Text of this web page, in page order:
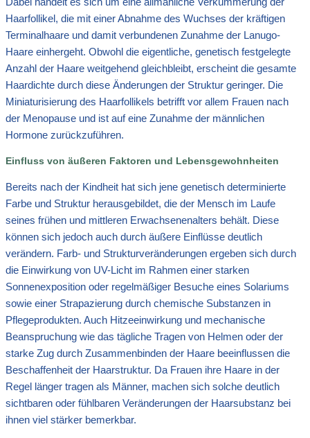
Haarfollikel, die mit einer Abnahme des Wuchses der kräftigen
Terminalhaare und damit verbundenen Zunahme der Lanugo-
Haare einhergeht. Obwohl die eigentliche, genetisch festgelegte
Anzahl der Haare weitgehend gleichbleibt, erscheint die gesamte
Haardichte durch diese Änderungen der Struktur geringer. Die
Miniaturisierung des Haarfollikels betrifft vor allem Frauen nach
der Menopause und ist auf eine Zunahme der männlichen
Hormone zurückzuführen.
Einfluss von äußeren Faktoren und Lebensgewohnheiten
Bereits nach der Kindheit hat sich jene genetisch determinierte
Farbe und Struktur herausgebildet, die der Mensch im Laufe
seines frühen und mittleren Erwachsenenalters behält. Diese
können sich jedoch auch durch äußere Einflüsse deutlich
verändern. Farb- und Strukturveränderungen ergeben sich durch
die Einwirkung von UV-Licht im Rahmen einer starken
Sonnenexposition oder regelmäßiger Besuche eines Solariums
sowie einer Strapazierung durch chemische Substanzen in
Pflegeprodukten. Auch Hitzeeinwirkung und mechanische
Beanspruchung wie das tägliche Tragen von Helmen oder der
starke Zug durch Zusammenbinden der Haare beeinflussen die
Beschaffenheit der Haarstruktur. Da Frauen ihre Haare in der
Regel länger tragen als Männer, machen sich solche deutlich
sichtbaren oder fühlbaren Veränderungen der Haarsubstanz bei
ihnen viel stärker bemerkbar.